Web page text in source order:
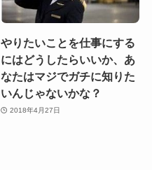
やりたいことを仕事にする
にはどうしたらいいか、あ
なたはマジでガチに知りた
いんじゃないかな？
2018年4月27日